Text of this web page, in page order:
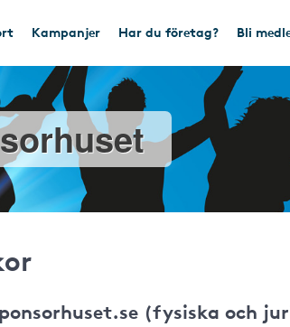
Kampanjer Har du företag? Bli
(fysiska och